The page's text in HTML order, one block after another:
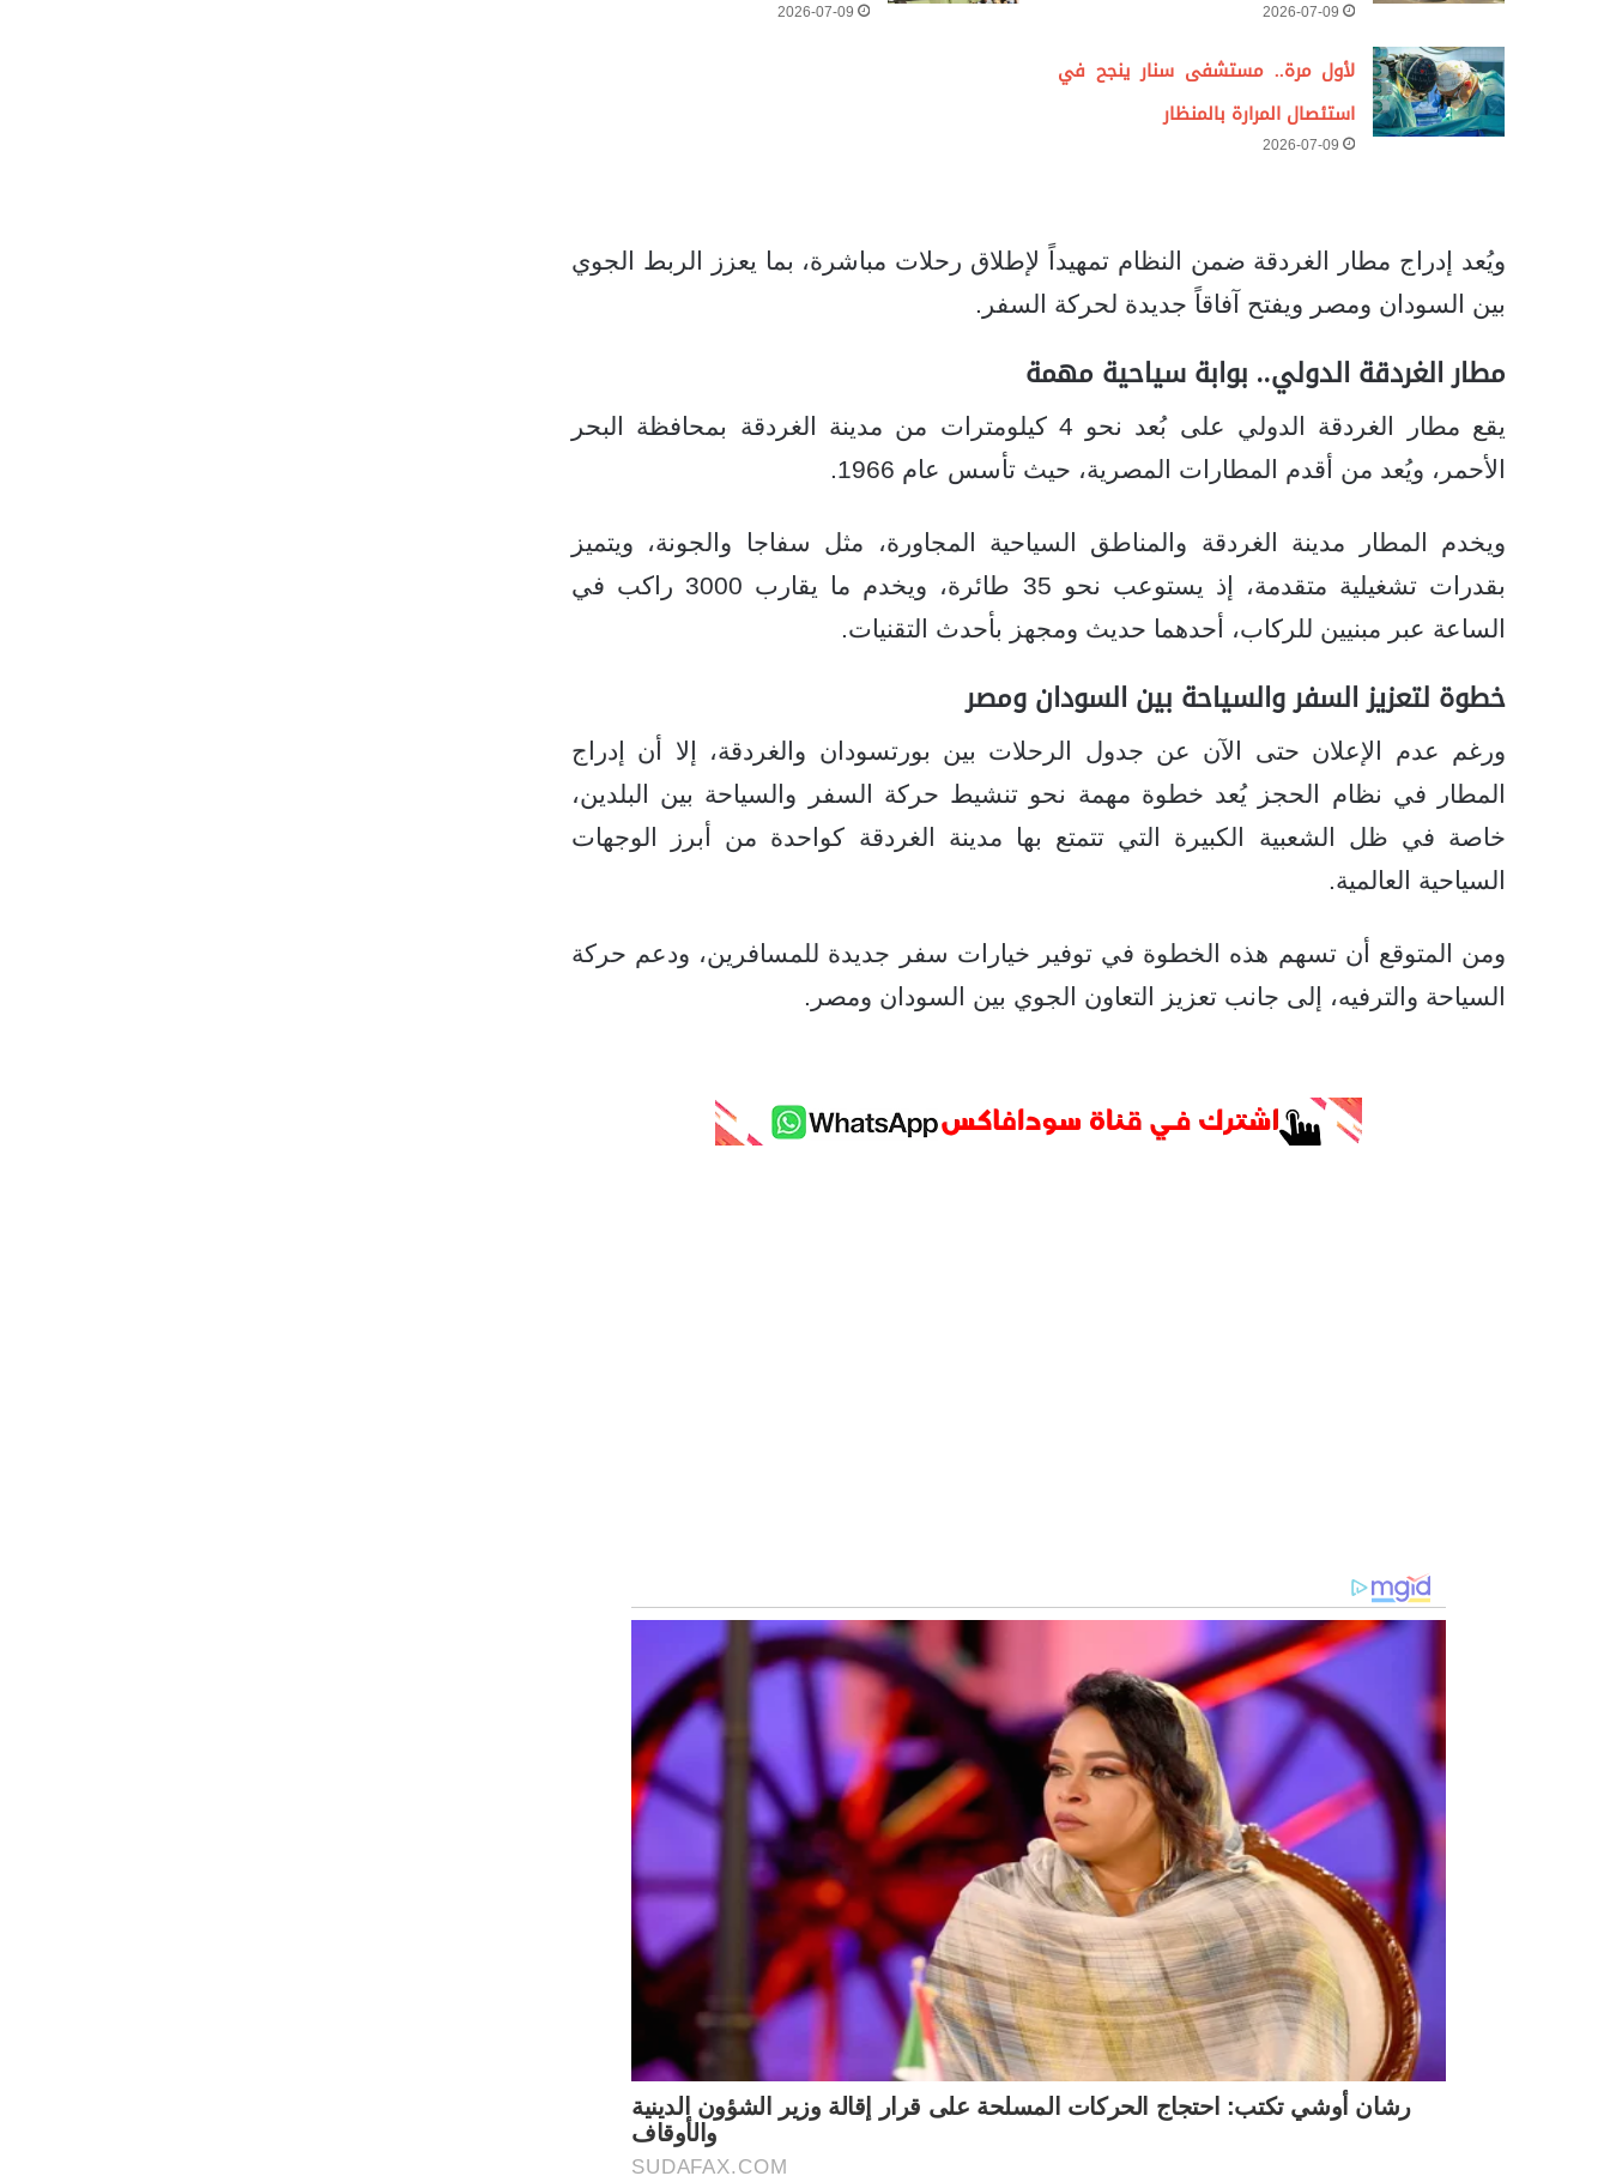
2026-07-09
2026-07-09
لأول مرة.. مستشفى سنار ينجح في
استئصال المرارة بالمنظار
2026-07-09
ويُعد إدراج مطار الغردقة ضمن النظام تمهيداً لإطلاق رحلات مباشرة، بما يعزز الربط الجوي
بين السودان ومصر ويفتح آفاقاً جديدة لحركة السفر.
مطار الغردقة الدولي.. بوابة سياحية مهمة
يقع مطار الغردقة الدولي على بُعد نحو 4 كيلومترات من مدينة الغردقة بمحافظة البحر
الأحمر، ويُعد من أقدم المطارات المصرية، حيث تأسس عام 1966.
ويخدم المطار مدينة الغردقة والمناطق السياحية المجاورة، مثل سفاجا والجونة، ويتميز
بقدرات تشغيلية متقدمة، إذ يستوعب نحو 35 طائرة، ويخدم ما يقارب 3000 راكب في
الساعة عبر مبنيين للركاب، أحدهما حديث ومجهز بأحدث التقنيات.
خطوة لتعزيز السفر والسياحة بين السودان ومصر
ورغم عدم الإعلان حتى الآن عن جدول الرحلات بين بورتسودان والغردقة، إلا أن إدراج
المطار في نظام الحجز يُعد خطوة مهمة نحو تنشيط حركة السفر والسياحة بين البلدين،
خاصة في ظل الشعبية الكبيرة التي تتمتع بها مدينة الغردقة كواحدة من أبرز الوجهات
السياحية العالمية.
ومن المتوقع أن تسهم هذه الخطوة في توفير خيارات سفر جديدة للمسافرين، ودعم حركة
السياحة والترفيه، إلى جانب تعزيز التعاون الجوي بين السودان ومصر.